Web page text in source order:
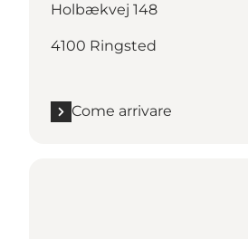
Holbækvej 148
4100 Ringsted
Come arrivare